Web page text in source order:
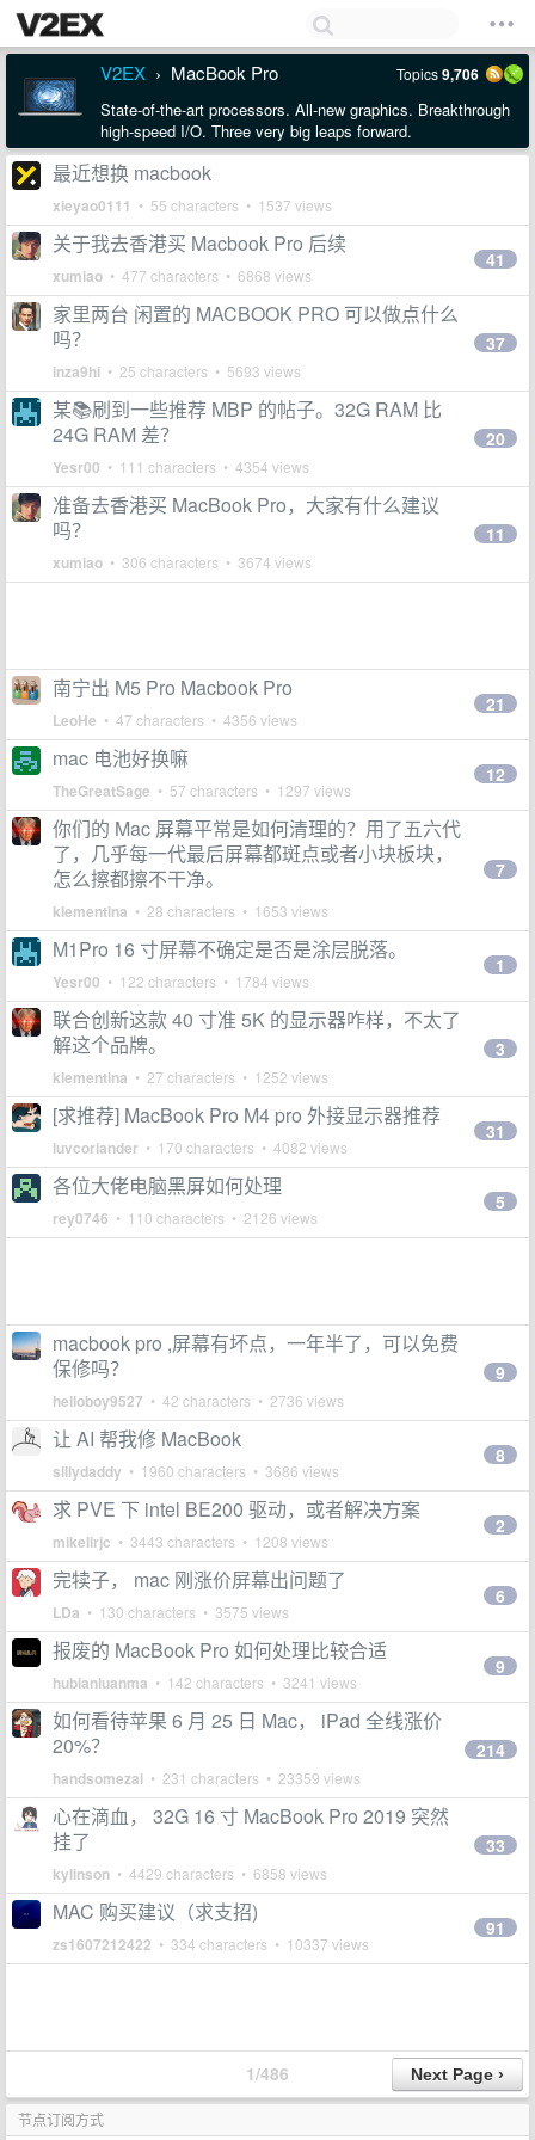
V2EX › MacBook Pro Topics9,706
State-of-the-art processors. All-new graphics. Breakthrough
high-speed I/O. Three very big leaps forward.
最近想换 macbook
xieyao0111 • 55 characters • 1537 views
关于我去香港买 Macbook Pro 后续
xumiao • 477 characters • 6868 views
41
家里两台 闲置的 MACBOOK PRO 可以做点什么
吗？
inza9hi • 25 characters • 5693 views
37
某📚刷到一些推荐 MBP 的帖子。32G RAM 比
24G RAM 差？
Yesr00 • 111 characters • 4354 views
20
准备去香港买 MacBook Pro，大家有什么建议
吗？
xumiao • 306 characters • 3674 views
11
南宁出 M5 Pro Macbook Pro
LeoHe • 47 characters • 4356 views
21
mac 电池好换嘛
TheGreatSage • 57 characters • 1297 views
12
你们的 Mac 屏幕平常是如何清理的？用了五六代
了，几乎每一代最后屏幕都斑点或者小块板块，
怎么擦都擦不干净。
klementina • 28 characters • 1653 views
7
M1Pro 16 寸屏幕不确定是否是涂层脱落。
Yesr00 • 122 characters • 1784 views
1
联合创新这款 40 寸准 5K 的显示器咋样，不太了
解这个品牌。
klementina • 27 characters • 1252 views
3
[求推荐] MacBook Pro M4 pro 外接显示器推荐
luvcoriander • 170 characters • 4082 views
31
各位大佬电脑黑屏如何处理
rey0746 • 110 characters • 2126 views
5
macbook pro ,屏幕有坏点，一年半了，可以免费
保修吗？
helloboy9527 • 42 characters • 2736 views
9
让 AI 帮我修 MacBook
sillydaddy • 1960 characters • 3686 views
8
求 PVE 下 intel BE200 驱动，或者解决方案
mikelirjc • 3443 characters • 1208 views
2
完犊子， mac 刚涨价屏幕出问题了
LDa • 130 characters • 3575 views
6
报废的 MacBook Pro 如何处理比较合适
hubianluanma • 142 characters • 3241 views
9
如何看待苹果 6 月 25 日 Mac， iPad 全线涨价
20%？
handsomezai • 231 characters • 23359 views
214
心在滴血， 32G 16 寸 MacBook Pro 2019 突然
挂了
kylinson • 4429 characters • 6858 views
33
MAC 购买建议（求支招)
zs1607212422 • 334 characters • 10337 views
91
1/486
节点订阅方式